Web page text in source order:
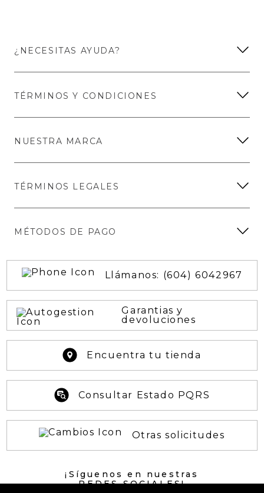
¿NECESITAS AYUDA?
TÉRMINOS Y CONDICIONES
NUESTRA MARCA
TÉRMINOS LEGALES
MÉTODOS DE PAGO
Llámanos: (604) 6042967
Garantias y
devoluciones
Encuentra tu tienda
Consultar Estado PQRS
Otras solicitudes
¡Síguenos en nuestras
REDES SOCIALES!